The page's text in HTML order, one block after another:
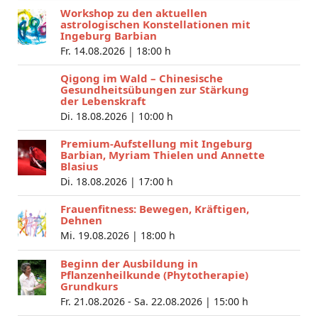
Workshop zu den aktuellen
astrologischen Konstellationen mit
Ingeburg Barbian
Fr. 14.08.2026 | 18:00 h
Qigong im Wald – Chinesische
Gesundheitsübungen zur Stärkung
der Lebenskraft
Di. 18.08.2026 | 10:00 h
Premium-Aufstellung mit Ingeburg
Barbian, Myriam Thielen und Annette
Blasius
Di. 18.08.2026 | 17:00 h
Frauenfitness: Bewegen, Kräftigen,
Dehnen
Mi. 19.08.2026 | 18:00 h
Beginn der Ausbildung in
Pflanzenheilkunde (Phytotherapie)
Grundkurs
Fr. 21.08.2026 - Sa. 22.08.2026 | 15:00 h